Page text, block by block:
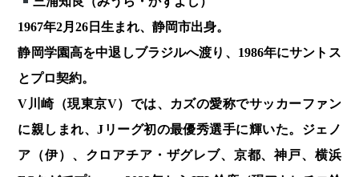
1967年2月26日生まれ、静岡市出身。
静岡学園高を中退しブラジルへ渡り、1986年にサントス
とプロ契約。
V川崎（現東京V）では、カズの愛称でサッカーファン
に親しまれ、Jリーグ初の最優秀選手に輝いた。ジェノ
ア（伊）、クロアチア・ザグレブ、京都、神戸、横浜